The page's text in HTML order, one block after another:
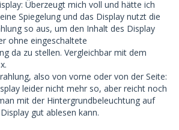
Überzeugt mich voll und hätte ich
Spiegelung und das Display nutzt die
so aus, um den Inhalt des Display
ohne eingeschaltete
da zu stellen. Vergleichbar mit dem
also von vorne oder von der Seite:
leider nicht mehr so, aber reicht noch
mit der Hintergrundbeleuchtung auf
gut ablesen kann.